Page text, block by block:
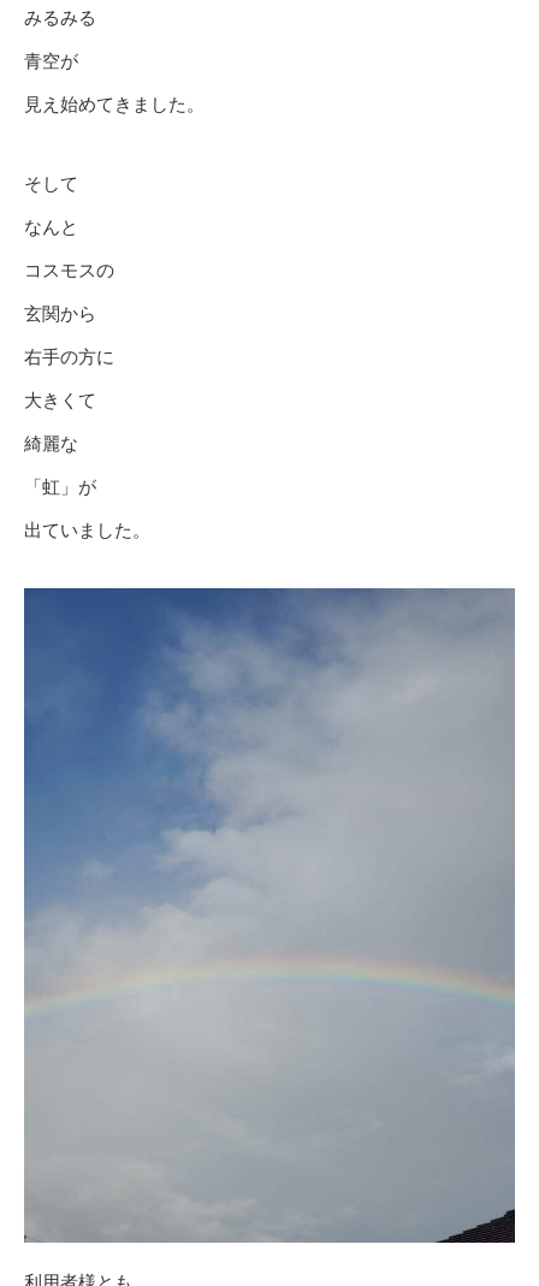
みるみる
青空が
見え始めてきました。
そして
なんと
コスモスの
玄関から
右手の方に
大きくて
綺麗な
「虹」が
出ていました。